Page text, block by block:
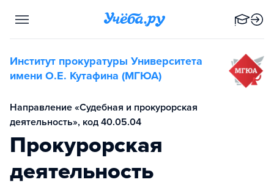
Институт прокуратуры Университета
имени О.Е. Кутафина (МГЮА)
Направление «Судебная и прокурорская
деятельность», код 40.05.04
Прокурорская
деятельность